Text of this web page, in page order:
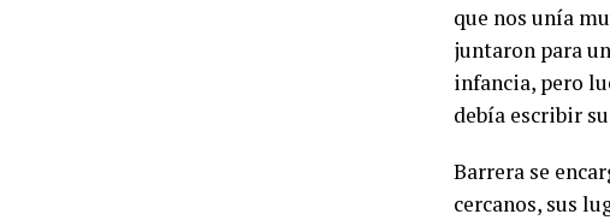
que nos unía
juntaron para
infancia, pero
debía escribir
Barrera se
cercanos, sus